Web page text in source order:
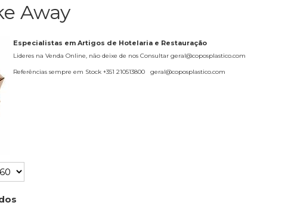
Away
Especialistas em Artigos de Hotelaria e Restauração
Lideres na Venda Online, não deixe de nos Consultar geral@coposplastico.com
Referências sempre em Stock +351 210513800 geral@coposplastico.com